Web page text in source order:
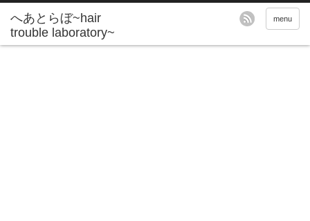
へあとらぼ~hair
trouble laboratory~
menu